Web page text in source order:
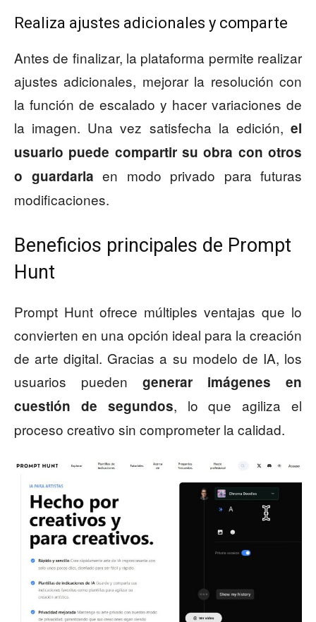
Realiza ajustes adicionales y comparte
Antes de finalizar, la plataforma permite realizar
ajustes adicionales, mejorar la resolución con
la función de escalado y hacer variaciones de
la imagen. Una vez satisfecha la edición, el
usuario puede compartir su obra con otros
o guardarla en modo privado para futuras
modificaciones.
Beneficios principales de Prompt
Hunt
Prompt Hunt ofrece múltiples ventajas que lo
convierten en una opción ideal para la creación
de arte digital. Gracias a su modelo de IA, los
usuarios pueden generar imágenes en
cuestión de segundos, lo que agiliza el
proceso creativo sin comprometer la calidad.